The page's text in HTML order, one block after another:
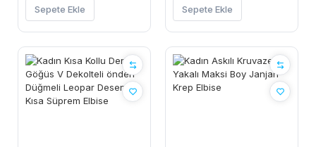
Sepete Ekle Sepete Ekle